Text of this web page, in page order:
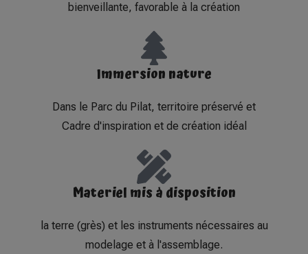
bienveillante, favorable à la création
Immersion nature
Dans le Parc du Pilat, territoire préservé et
Cadre d'inspiration et de création idéal
Materiel mis à disposition
la terre (grès) et les instruments nécessaires au
modelage et à l'assemblage.